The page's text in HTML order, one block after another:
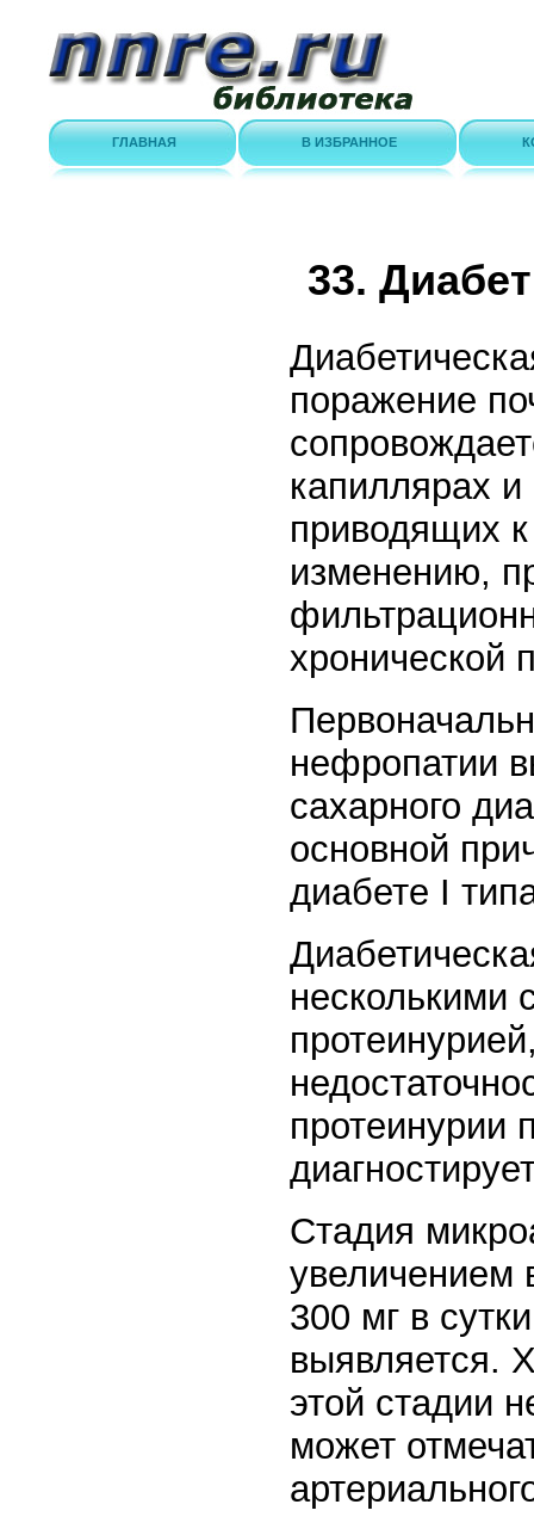
ГЛАВНАЯ В ИЗБРАННОЕ
33.
поражение
капиллярах и
приводящих
изменению,
хронической
нефропатии
сахарного
основной
диабете I
несколькими
протеинурии
Стадия
увеличением
300 мг в
выявляется.
этой стадии
может